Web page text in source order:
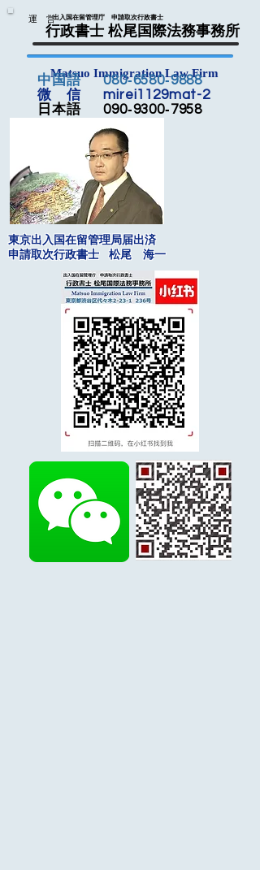
行政書士 松尾国際法務事務所
出入国在留管理庁 申請取次行政書士
運 営
Matsuo Immigration Law Firm
中国語 080‐6580‐9888
微 信 mirei1129mat-2
日本語 090‐9300‐7958
東京出入国在留管理局届出済
申請取次行政書士 松尾 海一